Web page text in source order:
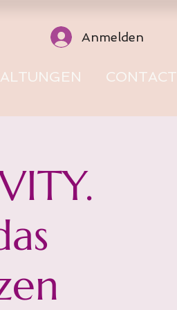
Anmelden
CONTACT